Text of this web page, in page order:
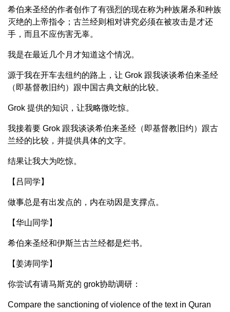
希伯来圣经的作者创作了有强烈的现在称为种族屠杀和种族
灭绝的上帝指令；古兰经则相对讲究必须在被攻击是才还
手，而且不应伤害无辜。
我是在最近几个月才知道这个情况。
源于我在开车去纽约的路上，让 Grok 跟我谈谈希伯来圣经
（即基督教旧约）跟中国古典文献的比较。
Grok 提供的知识，让我略微吃惊。
我接着要 Grok 跟我谈谈希伯来圣经（即基督教旧约）跟古
兰经的比较，并提供具体的文字。
结果让我大为吃惊。
【吕同学】
做事总是有出发点的，内在动因是支撑点。
【华山同学】
希伯来圣经和伊斯兰古兰经都是烂书。
【姜涛同学】
你尝试有请马斯克的 grok协助调研：
Compare the sanctioning of violence of the text in Quran